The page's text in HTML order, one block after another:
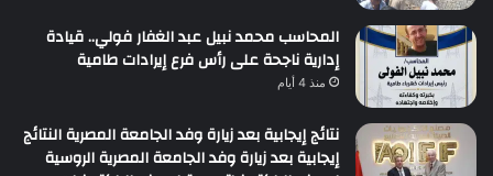
المحاسب محمد نبيل عبد الغفار فولي.. قيادة
إدارية ناجحة على رأس فرع إيرادات طامية
منذ 4 أيام
نتائج إيجابية بعد زيارة وفد الجامعة المصرية النتائج
إيجابية بعد زيارة وفد الجامعة المصرية الروسية